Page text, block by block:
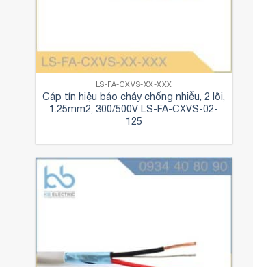
LS-FA-CXVS-XX-XXX
Cáp tín hiệu báo cháy chống nhiễu, 2 lõi,
1.25mm2, 300/500V LS-FA-CXVS-02-
125
Chứng nhận đại
lý chính hãng
Kingled của
KBElectric
Chứng nhận đại
lý cáp điện LS
VINA của